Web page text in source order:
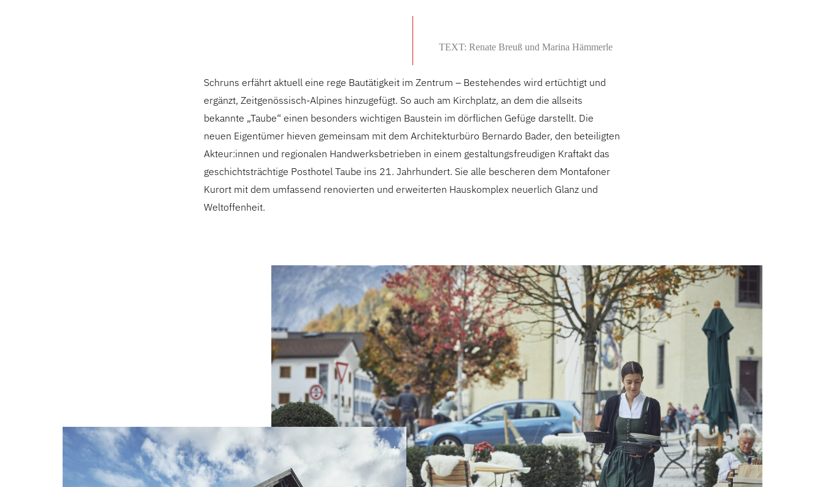
TEXT: Renate Breuß und Marina Hämmerle
Schruns erfährt aktuell eine rege Bautätigkeit im Zentrum – Bestehendes wird ertüchtigt und
ergänzt, Zeitgenössisch-Alpines hinzugefügt. So auch am Kirchplatz, an dem die allseits
bekannte „Taube“ einen besonders wichtigen Baustein im dörflichen Gefüge darstellt. Die
neuen Eigentümer hieven gemeinsam mit dem Architekturbüro Bernardo Bader, den beteiligten
Akteur:innen und regionalen Handwerksbetrieben in einem gestaltungsfreudigen Kraftakt das
geschichtsträchtige Posthotel Taube ins 21. Jahrhundert. Sie alle bescheren dem Montafoner
Kurort mit dem umfassend renovierten und erweiterten Hauskomplex neuerlich Glanz und
Weltoffenheit.